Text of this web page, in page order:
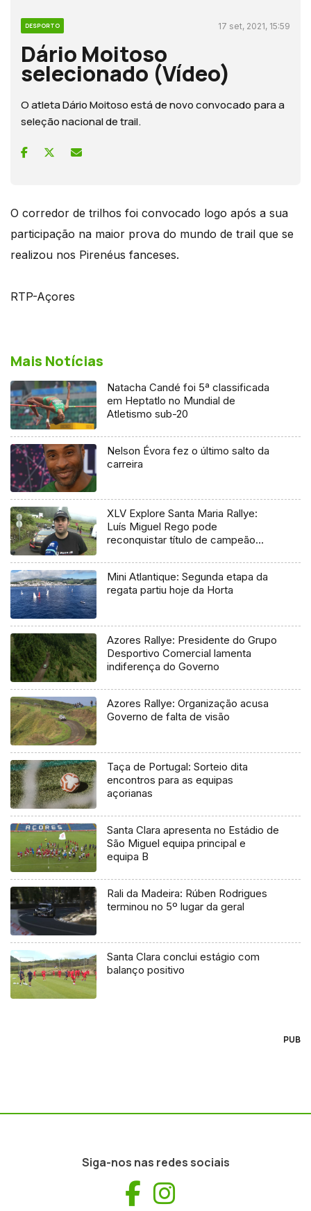
DESPORTO 17 set, 2021, 15:59
Dário Moitoso
selecionado (Vídeo)
O atleta Dário Moitoso está de novo convocado para a
seleção nacional de trail.
O corredor de trilhos foi convocado logo após a sua
participação na maior prova do mundo de trail que se
realizou nos Pirenéus fanceses.
RTP-Açores
Mais Notícias
Natacha Candé foi 5ª classificada
em Heptatlo no Mundial de
Atletismo sub-20
Nelson Évora fez o último salto da
carreira
XLV Explore Santa Maria Rallye:
Luís Miguel Rego pode
reconquistar título de campeão
Mini Atlantique: Segunda etapa da
regata partiu hoje da Horta
Azores Rallye: Presidente do Grupo
Desportivo Comercial lamenta
indiferença do Governo
Azores Rallye: Organização acusa
Governo de falta de visão
Taça de Portugal: Sorteio dita
encontros para as equipas
açorianas
Santa Clara apresenta no Estádio de
São Miguel equipa principal e
equipa B
Rali da Madeira: Rúben Rodrigues
terminou no 5º lugar da geral
Santa Clara conclui estágio com
balanço positivo
PUB
Siga-nos nas redes sociais
Facebook